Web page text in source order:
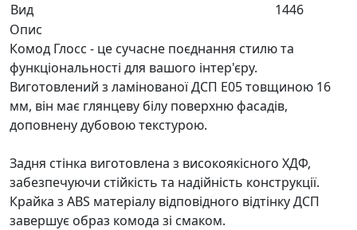
Вид
1446
Опис
Комод Глосс - це сучасне поєднання стилю та
функціональності для вашого інтер'єру.
Виготовлений з ламінованої ДСП E05 товщиною 16
мм, він має глянцеву білу поверхню фасадів,
доповнену дубовою текстурою.
Задня стінка виготовлена з високоякісного ХДФ,
забезпечуючи стійкість та надійність конструкції.
Крайка з ABS матеріалу відповідного відтінку ДСП
завершує образ комода зі смаком.